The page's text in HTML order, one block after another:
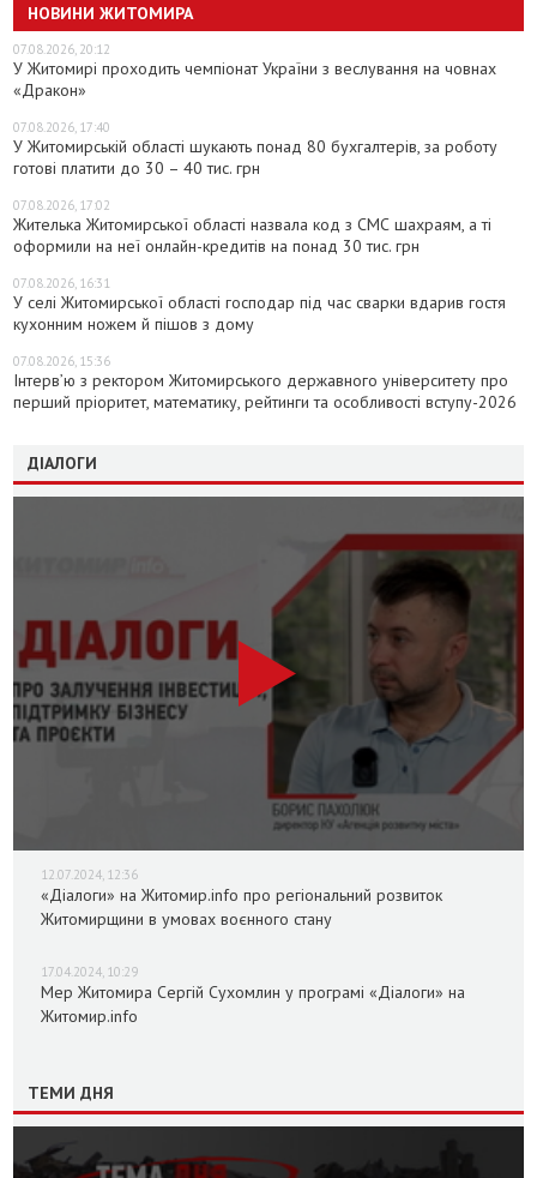
НОВИНИ ЖИТОМИРА
07.08.2026, 20:12
У Житомирі проходить чемпіонат України з веслування на човнах
«Дракон»
07.08.2026, 17:40
У Житомирській області шукають понад 80 бухгалтерів, за роботу
готові платити до 30 – 40 тис. грн
07.08.2026, 17:02
Жителька Житомирської області назвала код з СМС шахраям, а ті
оформили на неї онлайн-кредитів на понад 30 тис. грн
07.08.2026, 16:31
У селі Житомирської області господар під час сварки вдарив гостя
кухонним ножем й пішов з дому
07.08.2026, 15:36
Інтерв’ю з ректором Житомирського державного університету про
перший пріоритет, математику, рейтинги та особливості вступу-2026
ДІАЛОГИ
12.07.2024, 12:36
«Діалоги» на Житомир.info про регіональний розвиток
Житомирщини в умовах воєнного стану
17.04.2024, 10:29
Мер Житомира Сергій Сухомлин у програмі «Діалоги» на
Житомир.info
ТЕМИ ДНЯ